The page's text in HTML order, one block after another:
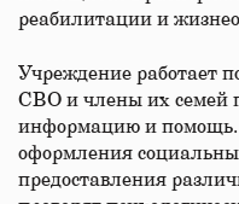
реабилитации и
Учреждение работает
СВО и члены их семей
информацию и помощь.
оформления
предоставления